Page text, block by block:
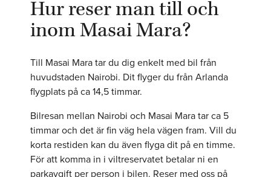
Hur reser man till och
inom Masai Mara?
Till Masai Mara tar du dig enkelt med bil från
huvudstaden Nairobi. Dit flyger du från Arlanda
flygplats på ca 14,5 timmar.
Bilresan mellan Nairobi och Masai Mara tar ca 5
timmar och det är fin väg hela vägen fram. Vill du
korta restiden kan du även flyga dit på en timme.
För att komma in i viltreservatet betalar ni en
parkavgift per person i bilen. Reser med oss på